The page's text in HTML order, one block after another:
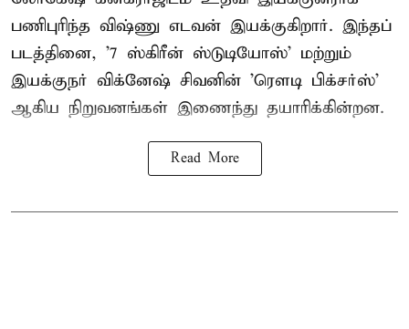
பணிபுரிந்த விஷ்ணு எடவன் இயக்குகிறார். இந்தப்
படத்தினை, '7 ஸ்கிரீன் ஸ்டுடியோஸ்' மற்றும்
இயக்குநர் விக்னேஷ் சிவனின் 'ரௌடி பிக்சர்ஸ்'
ஆகிய நிறுவனங்கள் இணைந்து தயாரிக்கின்றன.
Read More